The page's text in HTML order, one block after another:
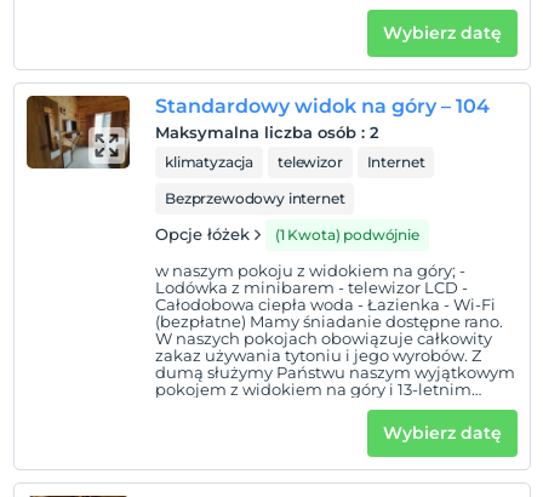
Zwierzęta niedozwolone
Palenie
Zakaz palenia w pokoju
Godziny zameldowania
Niemowlęta do wieku do 1 są bezpłatne.
1 dzieci w wieku poniżej 6 jest/jest bezpłatne za pokój
Wybierz datę
Standardowy widok na góry – 104
Maksymalna liczba osób : 2
klimatyzacja telewizor
Internet
Bezprzewodowy internet
Opcje łóżek (1 Kwota) podwójnie
w naszym pokoju z widokiem na góry; -
Lodówka z minibarem - telewizor LCD -
Całodobowa ciepła woda - Łazienka - Wi-Fi
(bezpłatne) Mamy śniadanie dostępne rano.
W naszych pokojach obowiązuje całkowity
zakaz używania tytoniu i jego wyrobów. Z
dumą służymy Państwu naszym wyjątkowym
pokojem z widokiem na góry i 13-letnim
Wybierz datę